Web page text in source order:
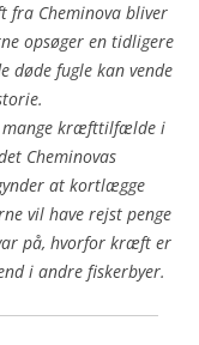
fra Cheminova bliver
opsøger en tidligere
døde fugle kan vende
mange kræfttilfælde i
Cheminovas
at kortlægge
vil have rejst penge
på, hvorfor kræft er
i andre fiskerbyer.